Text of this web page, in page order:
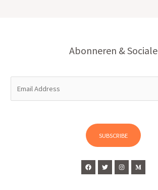
Abonneren & Sociale
SUBSCRIBE